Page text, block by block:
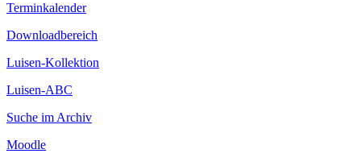
Terminkalender
Downloadbereich
Luisen-Kollektion
Luisen-ABC
Suche im Archiv
Moodle